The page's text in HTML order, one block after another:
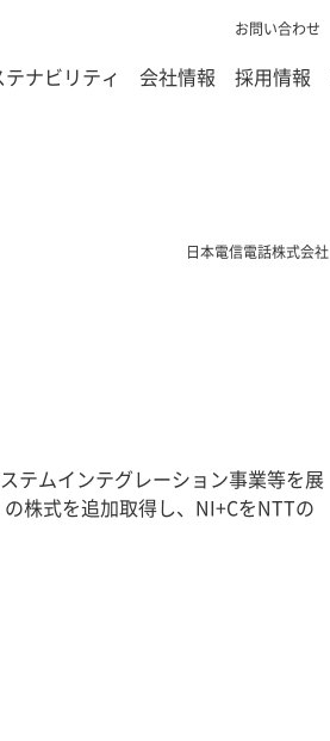
お問い合わせ
テナビリティ 会社情報 採用情報
日本電信電話株式会社
テムインテグレーション事業等を展
株式を追加取得し、NI+CをNTTの